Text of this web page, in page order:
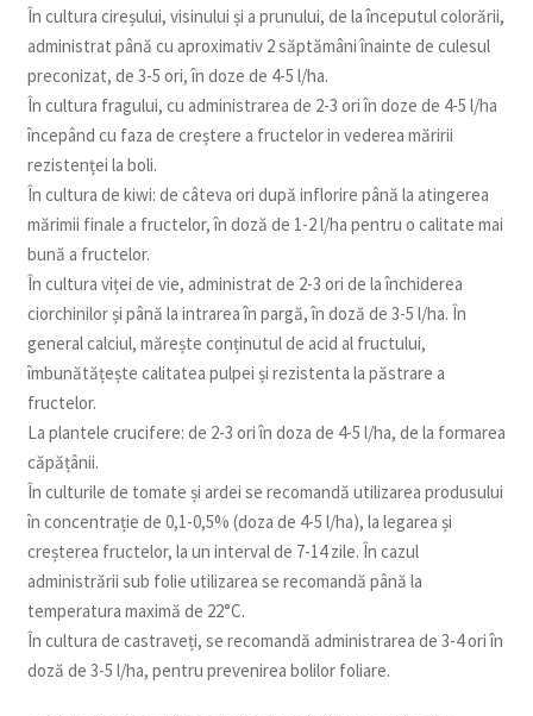
În cultura cireșului, visinului și a prunului, de la începutul colorării,
administrat până cu aproximativ 2 săptămâni înainte de culesul
preconizat, de 3-5 ori, în doze de 4-5 l/ha.
În cultura fragului, cu administrarea de 2-3 ori în doze de 4-5 l/ha
începând cu faza de creștere a fructelor in vederea măririi
rezistenței la boli.
În cultura de kiwi: de câteva ori după inflorire până la atingerea
mărimii finale a fructelor, în doză de 1-2 l/ha pentru o calitate mai
bună a fructelor.
În cultura viței de vie, administrat de 2-3 ori de la închiderea
ciorchinilor și până la intrarea în pargă, în doză de 3-5 l/ha. În
general calciul, mărește conținutul de acid al fructului,
îmbunătățește calitatea pulpei și rezistenta la păstrare a
fructelor.
La plantele crucifere: de 2-3 ori în doza de 4-5 l/ha, de la formarea
căpățânii.
În culturile de tomate și ardei se recomandă utilizarea produsului
în concentrație de 0,1-0,5% (doza de 4-5 l/ha), la legarea și
creșterea fructelor, la un interval de 7-14 zile. În cazul
administrării sub folie utilizarea se recomandă până la
temperatura maximă de 22°C.
În cultura de castraveți, se recomandă administrarea de 3-4 ori în
doză de 3-5 l/ha, pentru prevenirea bolilor foliare.